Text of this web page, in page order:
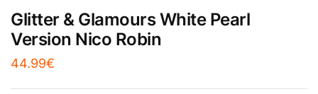
Glitter & Glamours White Pearl
Version Nico Robin
44.99€